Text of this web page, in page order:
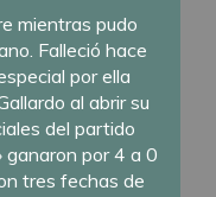
mientras pudo
Falleció hace
por ella
al abrir su
del partido
ganaron por 4 a 0
tres fechas de